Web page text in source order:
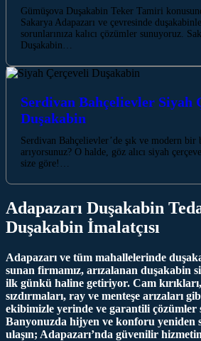
Gümüşova Duşakabin Teker Tamiri
Sakarya Adapazarı ve çevresinde
sorunlarınıza kalıcı çözümler sunuyoruz.
Duşakabin…
Serdivan Bahçelievler Siyah
Duşakabin
Serdivan Bahçelievler’de şık ve modern
arıyorsunuz? O halde, göz alıcı siyah
size göre!…
Adapazarı Duşakabin
Duşakabin İmalatçısı
Adapazarı ve tüm mahallelerinde
sunan firmamız, arızalanan duşakabin
ilk günkü haline getiriyor. Cam
sızdırmaları, ray ve menteşe arızaları
ekibimizle yerinde ve garantili çözümler
Banyonuzda hijyen ve konforu yeniden
ulaşın; Adapazarı’nda güvenilir